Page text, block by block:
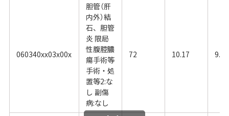
060340xx03x00x
胆管（肝
内外）結
石、胆管
炎 限局
性腹腔膿
瘍手術等
手術・処
置等2:な
し 副傷
病:なし
72 10.17 9.53